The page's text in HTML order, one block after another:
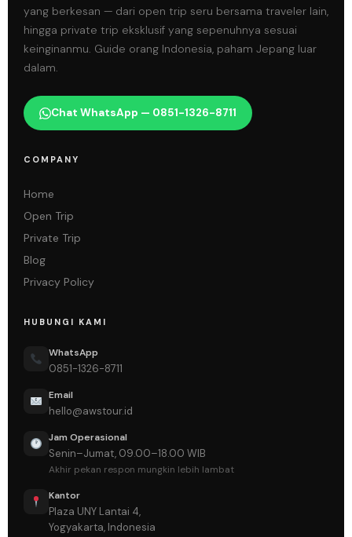
yang berkesan — dari open trip seru bersama traveler lain,
hingga private trip eksklusif yang sepenuhnya sesuai
keinginanmu. Guide orang Indonesia, paham Jepang luar
dalam.
Chat WhatsApp — 0851-1326-8711
COMPANY
Home
Open Trip
Private Trip
Blog
Privacy Policy
HUBUNGI KAMI
WhatsApp
0851-1326-8711
Email
hello@awstour.id
Jam Operasional
Senin–Jumat, 09.00–18.00 WIB
Akhir pekan respon mungkin lebih lambat
Kantor
Plaza UNY Lantai 4,
Yogyakarta, Indonesia